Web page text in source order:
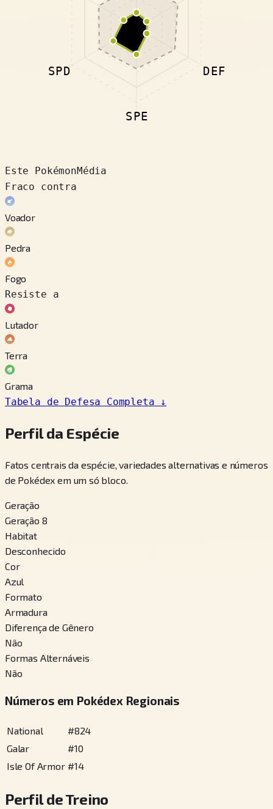
DEF
SPE
SPD
Este PokémonMédia
Fraco contra
Voador
Pedra
Fogo
Resiste a
Lutador
Terra
Grama
Tabela de Defesa Completa ↓
Perfil da Espécie
Fatos centrais da espécie, variedades alternativas e números
de Pokédex em um só bloco.
Geração
Geração 8
Habitat
Desconhecido
Cor
Azul
Formato
Armadura
Diferença de Gênero
Não
Formas Alternáveis
Não
Números em Pokédex Regionais
National #824
Galar
#10
Isle Of Armor #14
Perfil de Treino